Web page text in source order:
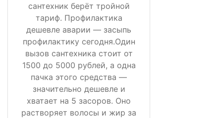
сантехник берёт тройной
тариф. Профилактика
дешевле аварии — засыпь
профилактику сегодня.Один
вызов сантехника стоит от
1500 до 5000 рублей, а одна
пачка этого средства —
значительно дешевле и
хватает на 5 засоров. Оно
растворяет волосы и жир за